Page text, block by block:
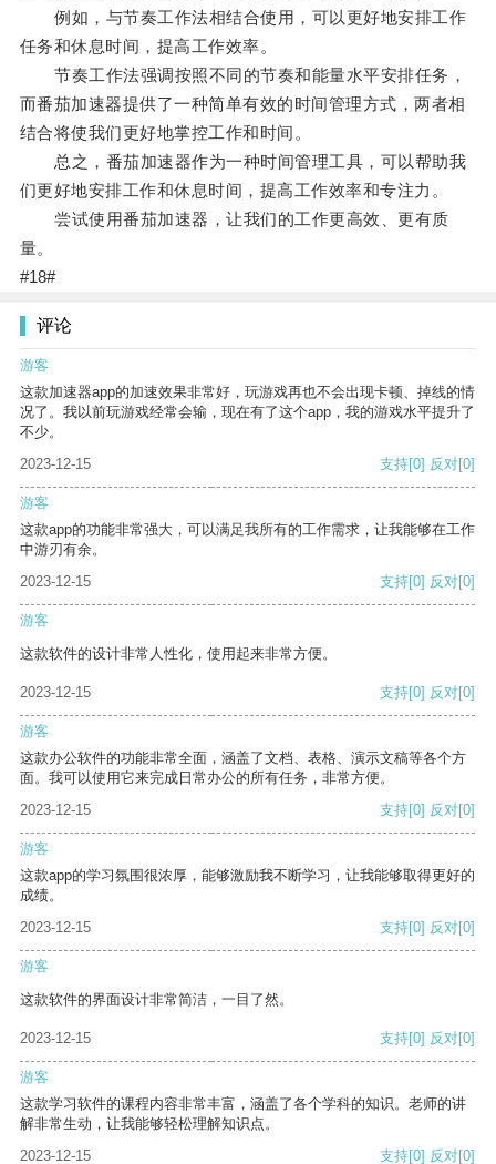
例如，与节奏工作法相结合使用，可以更好地安排工作
任务和休息时间，提高工作效率。
节奏工作法强调按照不同的节奏和能量水平安排任务，
而番茄加速器提供了一种简单有效的时间管理方式，两者相
结合将使我们更好地掌控工作和时间。
总之，番茄加速器作为一种时间管理工具，可以帮助我
们更好地安排工作和休息时间，提高工作效率和专注力。
尝试使用番茄加速器，让我们的工作更高效、更有质
量。
#18#
评论
游客
这款加速器app的加速效果非常好，玩游戏再也不会出现卡顿、掉线的情
况了。我以前玩游戏经常会输，现在有了这个app，我的游戏水平提升了
不少。
2023-12-15
支持[0] 反对[0]
游客
这款app的功能非常强大，可以满足我所有的工作需求，让我能够在工作
中游刃有余。
2023-12-15
支持[0] 反对[0]
游客
这款软件的设计非常人性化，使用起来非常方便。
2023-12-15 支持[0] 反对[0]
游客
这款办公软件的功能非常全面，涵盖了文档、表格、演示文稿等各个方
面。我可以使用它来完成日常办公的所有任务，非常方便。
2023-12-15
支持[0] 反对[0]
游客
这款app的学习氛围很浓厚，能够激励我不断学习，让我能够取得更好的
成绩。
2023-12-15
支持[0] 反对[0]
游客
这款软件的界面设计非常简洁，一目了然。
2023-12-15 支持[0] 反对[0]
游客
这款学习软件的课程内容非常丰富，涵盖了各个学科的知识。老师的讲
解非常生动，让我能够轻松理解知识点。
2023-12-15
支持[0] 反对[0]